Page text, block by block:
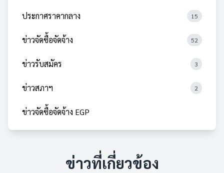
ประกาศราคากลาง 15
ข่าวจัดซื้อจัดจ้าง 52
ข่าวรับสมัคร 3
ข่าวสภาฯ 2
ข่าวจัดซื้อจัดจ้าง EGP
ข่าวที่เกี่ยวข้อง